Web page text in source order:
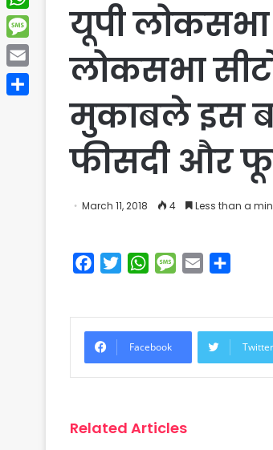
यूपी लोकसभा
लोकसभा
मुकाबले इस
फीसदी और
March 11, 2018 4 Less than a
b
o
e
W
s
A
M
g
Facebook Twitter
Related Articles
WhatsApp
Message
Email